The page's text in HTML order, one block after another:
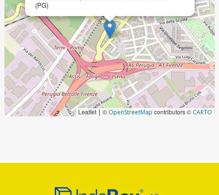
(PG)
Leaflet | © OpenStreetMap contributors © CARTO